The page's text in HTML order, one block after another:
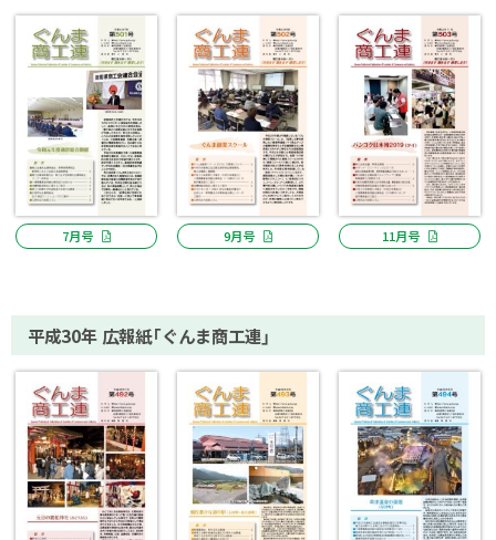
7月号 9月号 11月号
平成30年 広報紙「ぐんま商工連」